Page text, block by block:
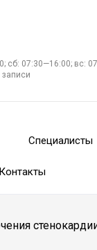
сб: 07:30—16:00; вс:
записи
Специалисты
Контакты